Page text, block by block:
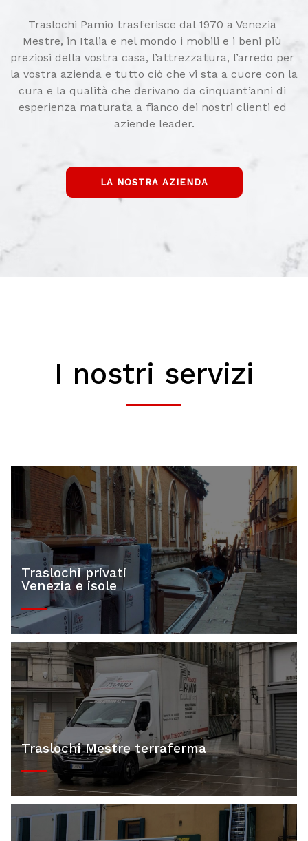
Traslochi Pamio trasferisce dal 1970 a Venezia
Mestre, in Italia e nel mondo i mobili e i beni più
preziosi della vostra casa, l’attrezzatura, l’arredo per
la vostra azienda e tutto ciò che vi sta a cuore con la
cura e la qualità che derivano da cinquant’anni di
esperienza maturata a fianco dei nostri clienti ed
aziende leader.
LA NOSTRA AZIENDA
I nostri servizi
Traslochi privati
Venezia e isole
Traslochi Mestre terraferma